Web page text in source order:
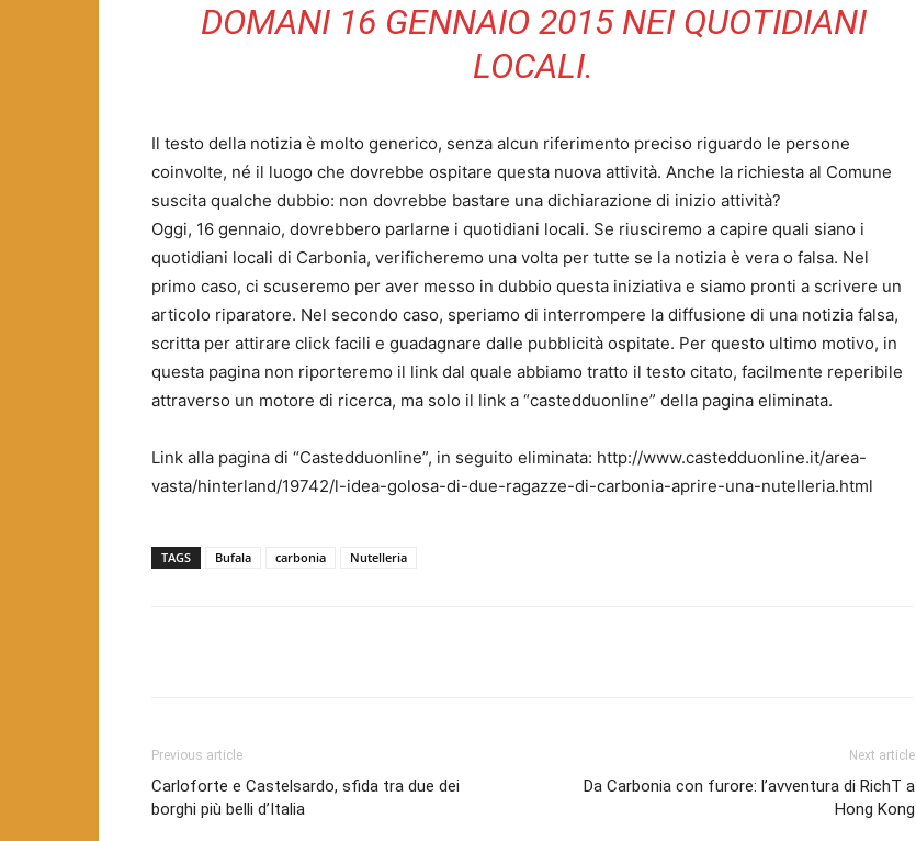
DOMANI 16 GENNAIO 2015 NEI QUOTIDIANI
LOCALI.
Il testo della notizia è molto generico, senza alcun riferimento preciso riguardo le persone
coinvolte, né il luogo che dovrebbe ospitare questa nuova attività. Anche la richiesta al Comune
suscita qualche dubbio: non dovrebbe bastare una dichiarazione di inizio attività?
Oggi, 16 gennaio, dovrebbero parlarne i quotidiani locali. Se riusciremo a capire quali siano i
quotidiani locali di Carbonia, verificheremo una volta per tutte se la notizia è vera o falsa. Nel
primo caso, ci scuseremo per aver messo in dubbio questa iniziativa e siamo pronti a scrivere un
articolo riparatore. Nel secondo caso, speriamo di interrompere la diffusione di una notizia falsa,
scritta per attirare click facili e guadagnare dalle pubblicità ospitate. Per questo ultimo motivo, in
questa pagina non riporteremo il link dal quale abbiamo tratto il testo citato, facilmente reperibile
attraverso un motore di ricerca, ma solo il link a “castedduonline” della pagina eliminata.
Link alla pagina di “Castedduonline”, in seguito eliminata: http://www.castedduonline.it/area-
vasta/hinterland/19742/l-idea-golosa-di-due-ragazze-di-carbonia-aprire-una-nutelleria.html
TAGS Bufala carbonia Nutelleria
Previous article
Carloforte e Castelsardo, sfida tra due dei
borghi più belli d’Italia
Next article
Da Carbonia con furore: l’avventura di RichT a
Hong Kong